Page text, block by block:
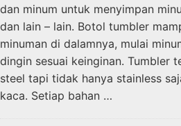
dan minum untuk menyimpan
dan lain – lain. Botol tumbler
minuman di dalamnya, mulai
dingin sesuai keinginan. Tumbler
steel tapi tidak hanya stainless
kaca. Setiap bahan …